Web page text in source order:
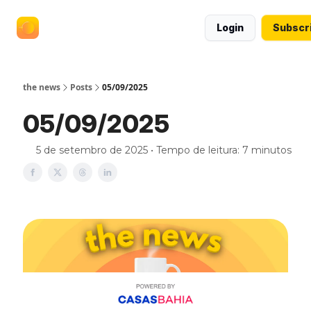
Login
the news Posts 05/09/2025
05/09/2025
5 de setembro de 2025 • Tempo de leitura: 7 minutos